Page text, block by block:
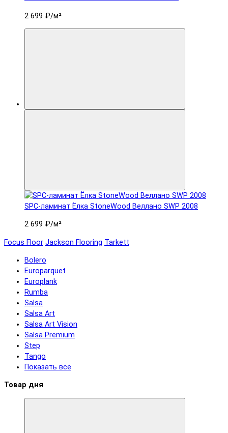
2 699 ₽/м²
SPC-ламинат Ëлка StoneWood Веллано SWP 2008
2 699 ₽/м²
Focus Floor Jackson Flooring Tarkett
Bolero
Europarquet
Europlank
Rumba
Salsa
Salsa Art
Salsa Art Vision
Salsa Premium
Step
Tango
Показать все
Товар дня